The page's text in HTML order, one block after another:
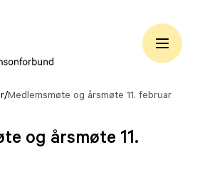
/Medlemsmøte og årsmøte 11. februar
og årsmøte 11.